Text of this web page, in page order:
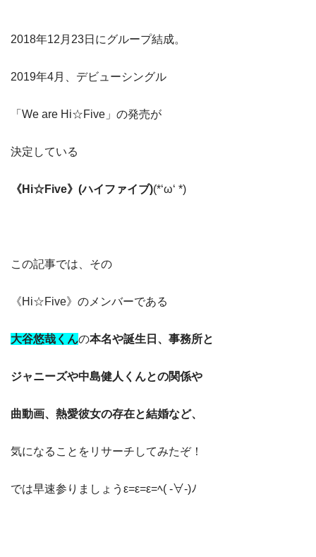
2018年12月23日にグループ結成。
2019年4月、デビューシングル
「We are Hi☆Five」の発売が
決定している
《Hi☆Five》(ハイファイブ)(*‘ω‘ *)
この記事では、その
《Hi☆Five》のメンバーである
大谷悠哉くんの本名や誕生日、 事務所と
ジャニーズや中島健人くんとの関係や
曲動画、熱愛彼女の存在と結婚など、
気になることをリサーチしてみたぞ！
では早速参りましょうε=ε=ε=ﾍ( -∀-)ﾉ